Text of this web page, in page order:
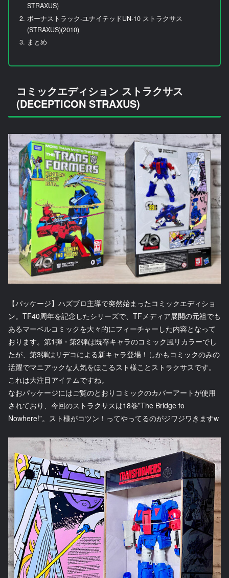
STRAXUS)
ボーナストラック-ユナイテッドUN-10 ストラクサス
(STRAXUS)(2010)
まとめ
コミックエディション ストラクサス
(DECEPTICON STRAXUS)
【パッケージ】ハズブロ主導で突然始まったコミックエディショ
ン。TF40周年を記念したシリーズで、TFメディア展開の元祖でも
あるマーベルコミックを大々的にフィーチャーした内容となって
おります。第1弾・第2弾は既存キャラのコミック風リカラーでし
たが、第3弾はリデコによる新キャラ登場！しかもコミックのみの
活躍でマニアックな人気をほこるスト様ことストラクサスです。
これは大注目アイテムですね。
なおパッケージにはご覧のとおりコミックのカバーアートが使用
されており、今回のストラクサスは18巻”The Bridge to
Nowhere!”。スト様がコツン！ってやってるのがジワジワきますw